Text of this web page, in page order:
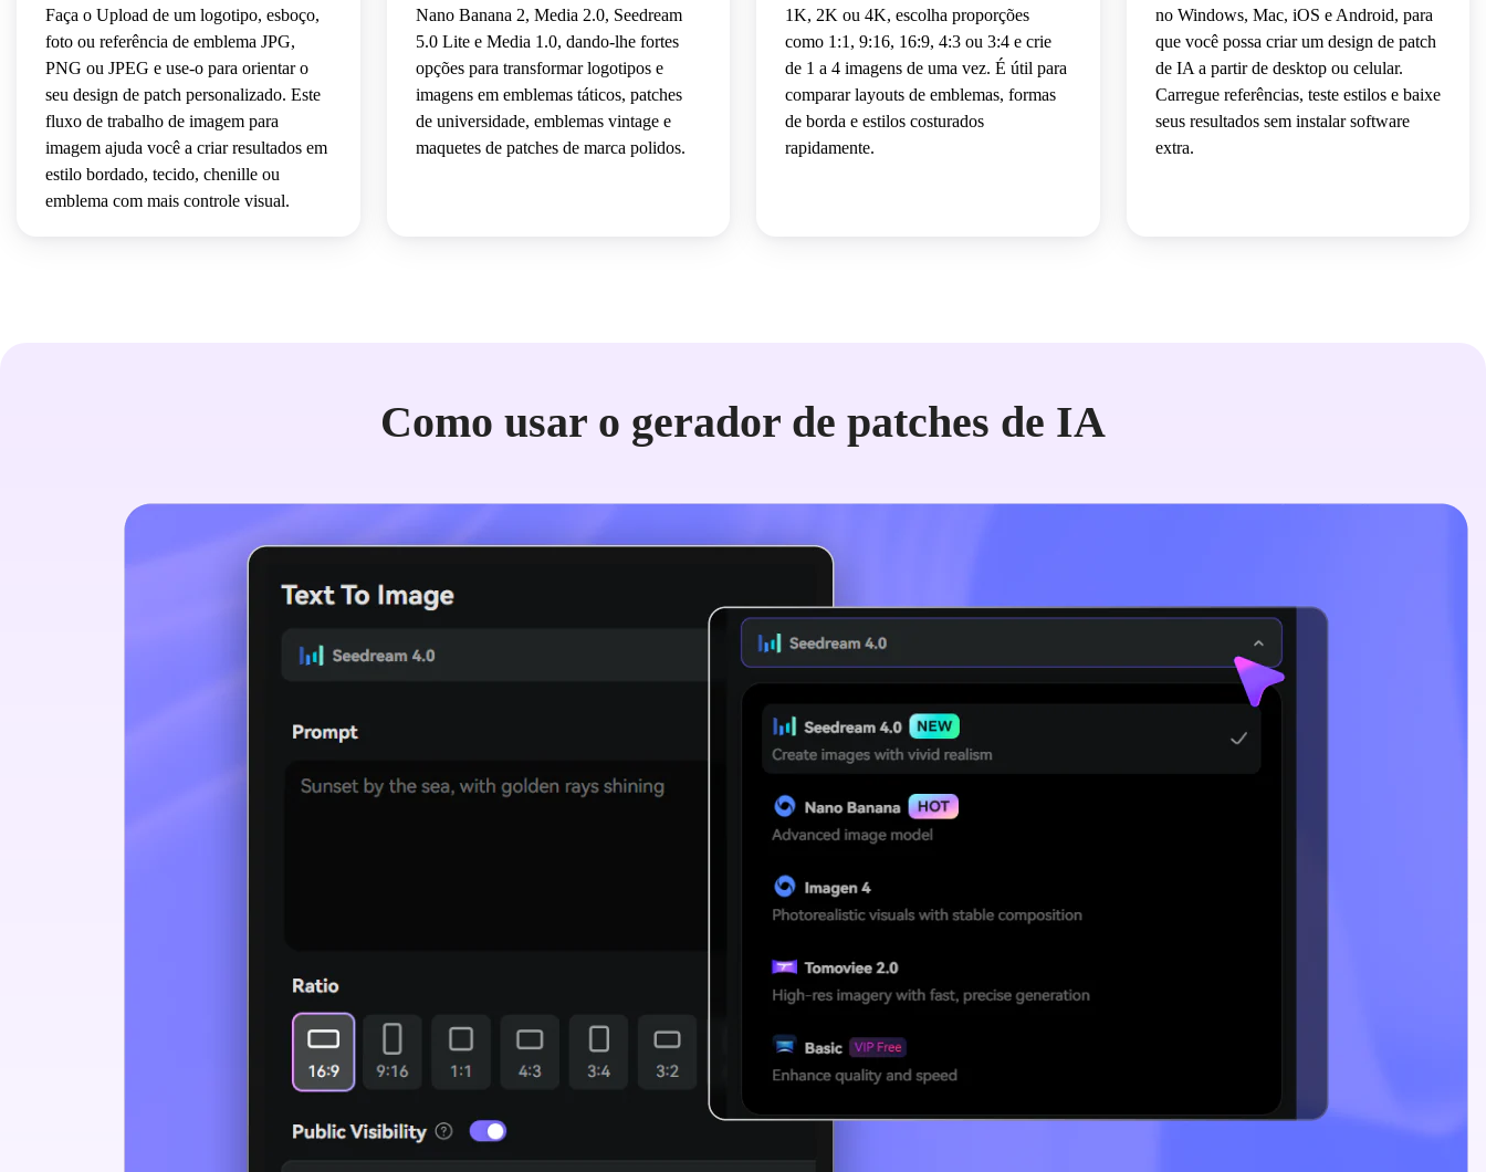
Faça o Upload de um logotipo, esboço,
foto ou referência de emblema JPG,
PNG ou JPEG e use-o para orientar o
seu design de patch personalizado. Este
fluxo de trabalho de imagem para
imagem ajuda você a criar resultados em
estilo bordado, tecido, chenille ou
emblema com mais controle visual.
Nano Banana 2, Media 2.0, Seedream
5.0 Lite e Media 1.0, dando-lhe fortes
opções para transformar logotipos e
imagens em emblemas táticos, patches
de universidade, emblemas vintage e
maquetes de patches de marca polidos.
1K, 2K ou 4K, escolha proporções
como 1:1, 9:16, 16:9, 4:3 ou 3:4 e crie
de 1 a 4 imagens de uma vez. É útil para
comparar layouts de emblemas, formas
de borda e estilos costurados
rapidamente.
no Windows, Mac, iOS e Android, para
que você possa criar um design de patch
de IA a partir de desktop ou celular.
Carregue referências, teste estilos e baixe
seus resultados sem instalar software
extra.
Como usar o gerador de patches de IA